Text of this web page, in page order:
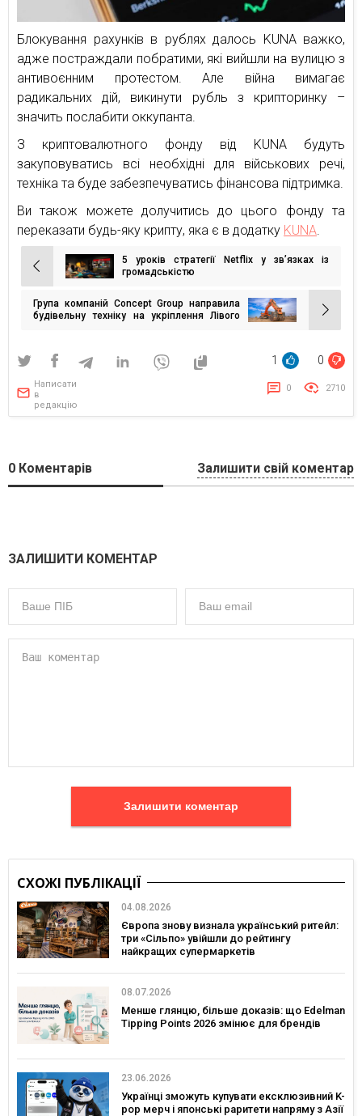
Блокування рахунків в рублях далось KUNA важко,
адже постраждали побратими, які вийшли на вулицю з
антивоєнним протестом. Але війна вимагає
радикальних дій, викинути рубль з крипторинку –
значить послабити оккупанта.
З криптовалютного фонду від KUNA будуть
закуповуватись всі необхідні для військових речі,
техніка та буде забезпечуватись фінансова підтримка.
Ви також можете долучитись до цього фонду та
переказати будь-яку крипту, яка є в додатку KUNA
Навігація
записів
5 уроків стратегії Netflix у зв’язках із
громадськістю
Група компаній Concept Group направила
будівельну техніку на укріплення Лівого
1 0
Написати
в
редакцію
0 2710
0 Коментарів Залишити свій коментар
ЗАЛИШИТИ КОМЕНТАР
Залишити коментар
СХОЖІ ПУБЛІКАЦІЇ
04.08.2026
Європа знову визнала український ритейл:
три «Сільпо» увійшли до рейтингу
найкращих супермаркетів
08.07.2026
Менше глянцю, більше доказів: що Edelman
Tipping Points 2026 змінює для брендів
23.06.2026
Українці зможуть купувати ексклюзивний K-
pop мерч і японські раритети напряму з Азії